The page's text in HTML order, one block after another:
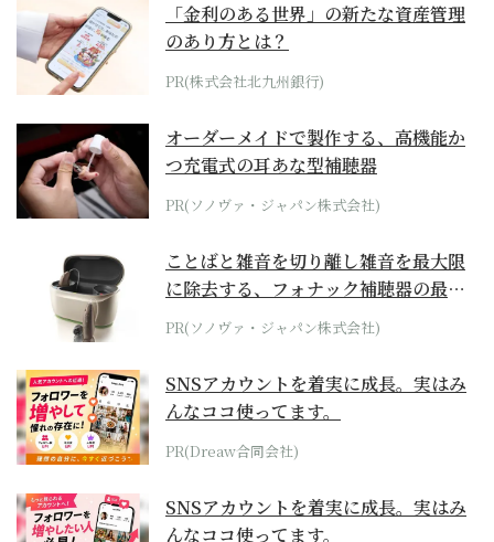
「金利のある世界」の新たな資産管理
のあり方とは？
PR(株式会社北九州銀行)
オーダーメイドで製作する、高機能か
つ充電式の耳あな型補聴器
PR(ソノヴァ・ジャパン株式会社)
ことばと雑音を切り離し雑音を最大限
に除去する、フォナック補聴器の最上
位モデル
PR(ソノヴァ・ジャパン株式会社)
SNSアカウントを着実に成長。実はみ
んなココ使ってます。
PR(Dreaw合同会社)
SNSアカウントを着実に成長。実はみ
んなココ使ってます。